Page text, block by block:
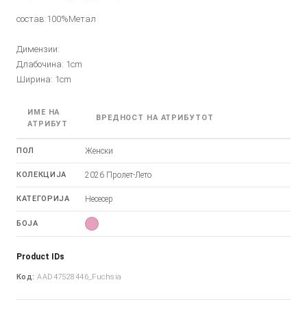
состав:100%Метал
Димензии:
Длабочина: 1cm
Ширина: 1cm
ИМЕ НА
АТРИБУТ
ВРЕДНОСТ НА АТРИБУТОТ
ПОЛ Женски
КОЛЕКЦИЈА 2026 Пролет-Лето
КАТЕГОРИЈА Несесер
БОЈА
Product IDs
Код: AAD47528446_Fuchsia